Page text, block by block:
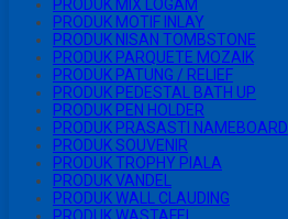
PRODUK MIX LOGAM
PRODUK MOTIF INLAY
PRODUK NISAN TOMBSTONE
PRODUK PARQUETE MOZAIK
PRODUK PATUNG / RELIEF
PRODUK PEDESTAL BATH UP
PRODUK PEN HOLDER
PRODUK PRASASTI NAMEBOARD
PRODUK SOUVENIR
PRODUK TROPHY PIALA
PRODUK VANDEL
PRODUK WALL CLAUDING
PRODUK WASTAFEL